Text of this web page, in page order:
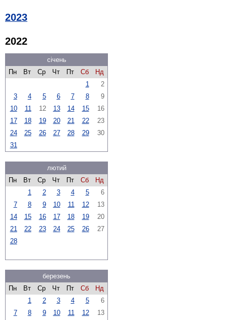
2023
2022
січень
Пн
Вт Ср Чт Пт Сб
Нд
1
2
3
4 5 6 7 8
9
10
11 12 13 14 15
16
17
18 19 20 21 22
23
24
25 26 27 28 29
30
31
лютий
Пн
Вт Ср Чт Пт Сб
Нд
1
2 3 4 5
6
7
8 9 10 11 12
13
14
15 16 17 18 19
20
21
22 23 24 25 26
27
28
березень
Пн
Вт Ср Чт Пт Сб
Нд
1
2 3 4 5
6
7
8 9 10 11 12
13